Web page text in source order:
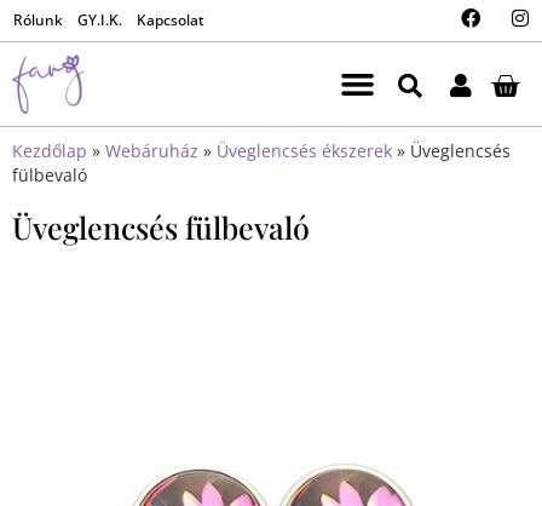
Rólunk GY.I.K. Kapcsolat
Kezdőlap » Webáruház » Üveglencsés ékszerek » Üveglencsés
fülbevaló
Üveglencsés fülbevaló